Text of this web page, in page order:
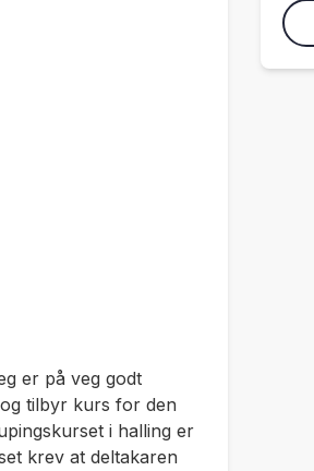
er på veg godt
tilbyr kurs for den
i halling er
krev at deltakaren